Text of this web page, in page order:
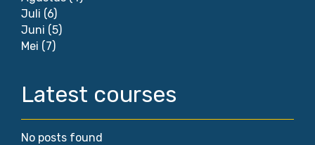
Juli (6)
Juni (5)
Mei (7)
Latest courses
No posts found